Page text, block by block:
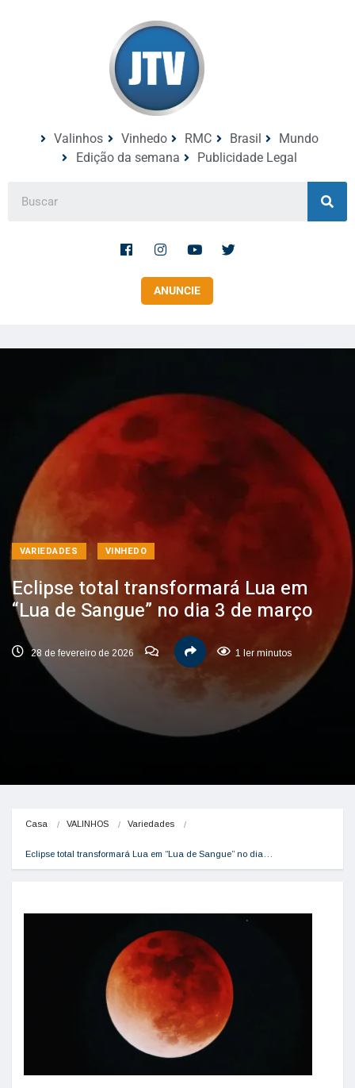
Valinhos Vinhedo RMC Brasil
Mundo
Edição da semana
Publicidade Legal
ANUNCIE
VARIEDADES VINHEDO
Eclipse total transformará Lua em
“Lua de Sangue” no dia 3 de março
28 de fevereiro de 2026 1 ler minutos
Casa VALINHOS Variedades
Eclipse total transformará Lua em “Lua de Sangue” no dia…